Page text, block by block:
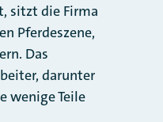
sitzt die Firma
Pferdeszene,
Das
darunter
wenige Teile